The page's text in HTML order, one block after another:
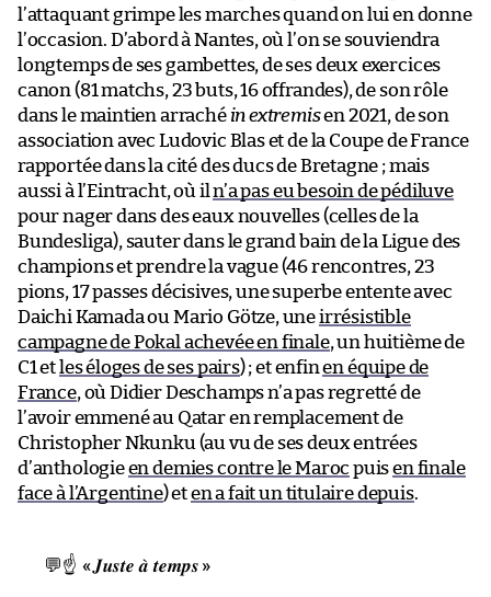
l’attaquant grimpe les marches quand on lui en donne
l’occasion. D’abord à Nantes, où l’on se souviendra
longtemps de ses gambettes, de ses deux exercices
canon (81 matchs, 23 buts, 16 offrandes), de son rôle
dans le maintien arrachéin extremisen 2021, de son
association avec Ludovic Blas et de la Coupe de France
rapportée dans la cité des ducs de Bretagne ; mais
aussi à l’Eintracht, où iln’a pas eu besoin de pédiluve
pour nager dans des eaux nouvelles (celles de la
Bundesliga), sauter dans le grand bain de la Ligue des
champions et prendre la vague(46 rencontres, 23
pions, 17 passes décisives, une superbe entente avec
Daichi Kamada ou Mario Götze, uneirrésistible
campagne de Pokal achevée en finale, un huitième de
C1 et les éloges de ses pairs) ; et enfinen équipe de
France, où Didier Deschamps n’a pas regretté de
l’avoir emmené au Qatar en remplacement de
Christopher Nkunku (au vu de ses deux entrées
d’anthologieen demies contre le Maroc puisen finale
face à l’Argentine) eten a fait un titulaire depuis.
💬☝️ «𝑱𝒖𝒔𝒕𝒆 𝒂̀ 𝒕𝒆𝒎𝒑𝒔 »